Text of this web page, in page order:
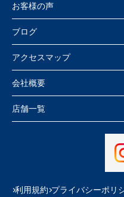
お客様の声
ブログ
アクセスマップ
会社概要
店舗一覧
利用規約 プライバシーポリ